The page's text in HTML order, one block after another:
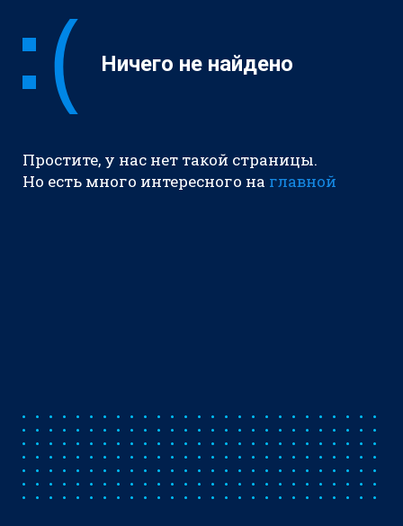
Ничего не найдено
Простите, у нас нет такой страницы.
Но есть много интересного на главной